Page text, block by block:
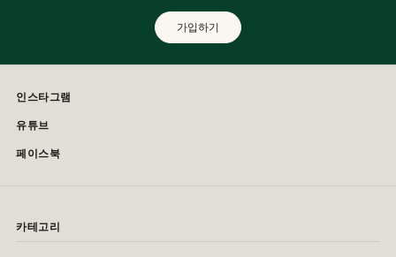
가입하기
인스타그램
유튜브
페이스북
카테고리